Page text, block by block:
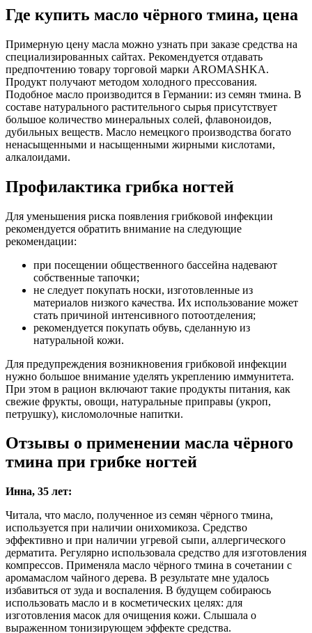
Где купить масло чёрного тмина, цена
Примерную цену масла можно узнать при заказе средства на
специализированных сайтах. Рекомендуется отдавать
предпочтению товару торговой марки AROMASHKA.
Продукт получают методом холодного прессования.
Подобное масло производится в Германии: из семян тмина. В
составе натурального растительного сырья присутствует
большое количество минеральных солей, флавоноидов,
дубильных веществ. Масло немецкого производства богато
ненасыщенными и насыщенными жирными кислотами,
алкалоидами.
Профилактика грибка ногтей
Для уменьшения риска появления грибковой инфекции
рекомендуется обратить внимание на следующие
рекомендации:
при посещении общественного бассейна надевают
собственные тапочки;
не следует покупать носки, изготовленные из
материалов низкого качества. Их использование может
стать причиной интенсивного потоотделения;
рекомендуется покупать обувь, сделанную из
натуральной кожи.
Для предупреждения возникновения грибковой инфекции
нужно большое внимание уделять укреплению иммунитета.
При этом в рацион включают такие продукты питания, как
свежие фрукты, овощи, натуральные приправы (укроп,
петрушку), кисломолочные напитки.
Отзывы о применении масла чёрного
тмина при грибке ногтей
Инна, 35 лет:
Читала, что масло, полученное из семян чёрного тмина,
используется при наличии онихомикоза. Средство
эффективно и при наличии угревой сыпи, аллергического
дерматита. Регулярно использовала средство для изготовления
компрессов. Применяла масло чёрного тмина в сочетании с
аромамаслом чайного дерева. В результате мне удалось
избавиться от зуда и воспаления. В будущем собираюсь
использовать масло и в косметических целях: для
изготовления масок для очищения кожи. Слышала о
выраженном тонизирующем эффекте средства.